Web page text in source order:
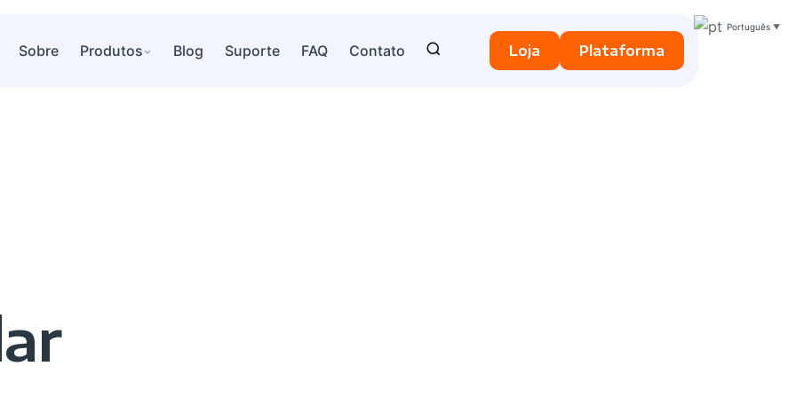
Sobre Produtos Blog Suporte FAQ Contato Loja Plataforma
Português ▼